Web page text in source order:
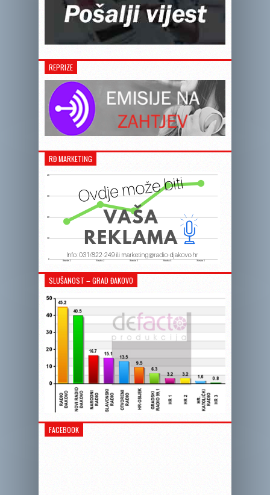
REPRIZE
RĐ MARKETING
SLUŠANOST – GRAD ĐAKOVO
FACEBOOK